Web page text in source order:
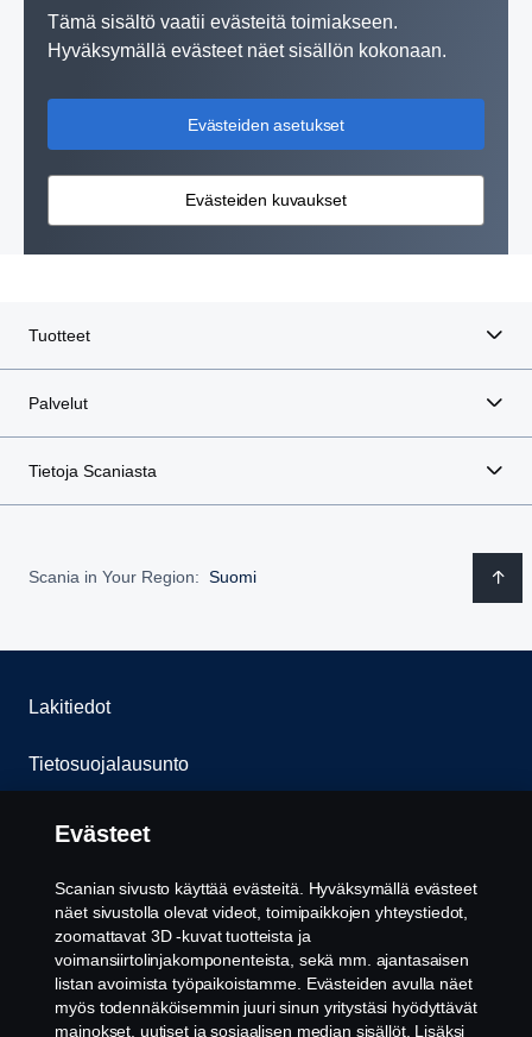
Tämä sisältö vaatii evästeitä toimiakseen.
Hyväksymällä evästeet näet sisällön kokonaan.
Evästeiden asetukset
Evästeiden kuvaukset
Tuotteet
Palvelut
Tietoja Scaniasta
Scania in Your Region: Suomi
Lakitiedot
Tietosuojalausunto
Evästeet
Ota yhteyttä
Whistleblowing -järjestelmä
Evästeiden asetukset
Evästeet
Scanian sivusto käyttää evästeitä. Hyväksymällä evästeet
näet sivustolla olevat videot, toimipaikkojen yhteystiedot,
zoomattavat 3D -kuvat tuotteista ja
voimansiirtolinjakomponenteista, sekä mm. ajantasaisen
listan avoimista työpaikoistamme. Evästeiden avulla näet
myös todennäköisemmin juuri sinun yritystäsi hyödyttävät
mainokset, uutiset ja sosiaalisen median sisällöt. Lisäksi